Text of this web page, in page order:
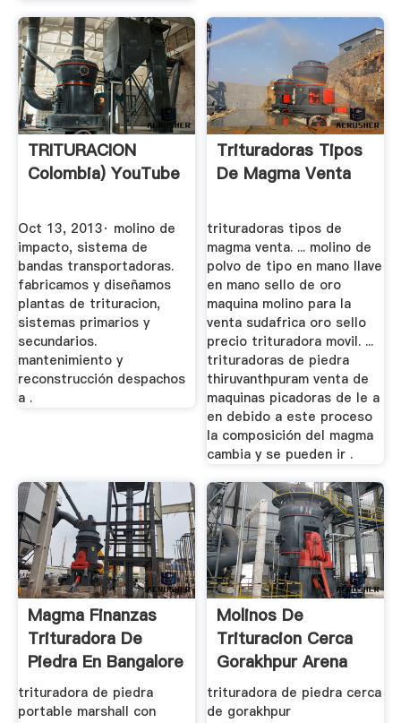
TRITURACION
Colombia) YouTube
Oct 13, 2013· molino de
impacto, sistema de
bandas transportadoras.
fabricamos y diseñamos
plantas de trituracion,
sistemas primarios y
secundarios.
mantenimiento y
reconstrucción despachos
a .
Trituradoras Tipos
De Magma Venta
trituradoras tipos de
magma venta. ... molino de
polvo de tipo en mano llave
en mano sello de oro
maquina molino para la
venta sudafrica oro sello
precio trituradora movil. ...
trituradoras de piedra
thiruvanthpuram venta de
maquinas picadoras de le a
en debido a este proceso
la composición del magma
cambia y se pueden ir .
Magma Finanzas
Trituradora De
Piedra En Bangalore
trituradora de piedra
portable marshall con
Molinos De
Trituracion Cerca
Gorakhpur Arena
Que Hace La ...
trituradora de piedra cerca
de gorakhpur